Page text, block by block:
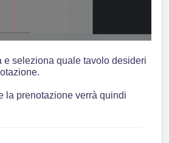
e seleziona quale tavolo desideri
la prenotazione verrà quindi